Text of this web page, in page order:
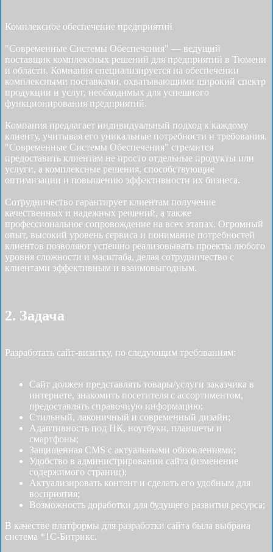
Комплексное обеспечение предприятий
"Современные Системы Обеспечения" — ведущий
поставщик комплексных решений для предприятий в Тюмени
и области. Компания специализируется на обеспечении
комплексными поставками, охватывающими широкий спектр
продукции и услуг, необходимых для успешного
функционирования предприятий.
Компания предлагает индивидуальный подход к каждому
клиенту, учитывая его уникальные потребности и требования.
"Современные Системы Обеспечения" стремится
предоставить клиентам не просто отдельные продукты или
услуги, а комплексные решения, способствующие
оптимизации и повышению эффективности их бизнеса.
Сотрудничество гарантирует клиентам получение
качественных и надежных решений, а также
профессиональное сопровождение на всех этапах. Огромный
опыт, высокий уровень сервиса и понимание потребностей
клиентов позволяют успешно реализовывать проекты любого
уровня сложности и масштаба, делая сотрудничество с
клиентами эффективным и взаимовыгодным.
2. Задача
Разработать cайт-визитку, по следующим требованиям:
Сайт должен представлять товары/услуги заказчика в
интернете, знакомить посетителя с ассортиментом,
предоставлять справочную информацию;
Стильный, лаконичный и современный дизайн;
Адаптивность под ПК, ноутбуки, планшеты и
смартфоны;
Защищенная CMS с актуальными обновлениями;
Удобство в администрировании сайта (изменение
содержимого страниц);
Актуализировать контент и сделать его удобным для
восприятия;
Возможность доработки для будущего развития ресурса;
В качестве платформы для разработки сайта была выбрана
система *1С-Битрикс.